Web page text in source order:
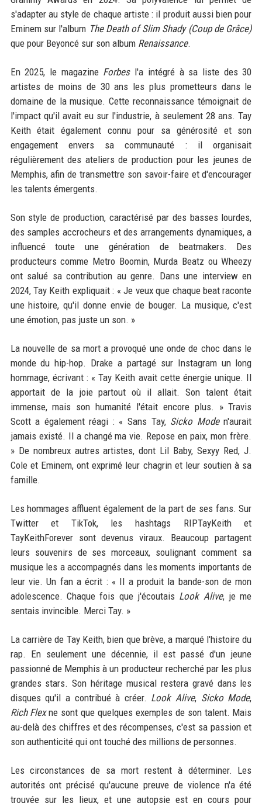
s'adapter au style de chaque artiste : il produit aussi bien pour
Eminem sur l'album The Death of Slim Shady (Coup de Grâce)
que pour Beyoncé sur son album Renaissance.
En 2025, le magazine Forbesl'a intégré à sa liste des 30
artistes de moins de 30 ans les plus prometteurs dans le
domaine de la musique. Cette reconnaissance témoignait de
l'impact qu'il avait eu sur l'industrie, à seulement 28 ans. Tay
Keith était également connu pour sa générosité et son
engagement envers sa communauté : il organisait
régulièrement des ateliers de production pour les jeunes de
Memphis, afin de transmettre son savoir-faire et d'encourager
les talents émergents.
Son style de production, caractérisé par des basses lourdes,
des samples accrocheurs et des arrangements dynamiques, a
influencé toute une génération de beatmakers. Des
producteurs comme Metro Boomin, Murda Beatz ou Wheezy
ont salué sa contribution au genre. Dans une interview en
2024, Tay Keith expliquait : « Je veux que chaque beat raconte
une histoire, qu'il donne envie de bouger. La musique, c'est
une émotion, pas juste un son. »
La nouvelle de sa mort a provoqué une onde de choc dans le
monde du hip-hop. Drake a partagé sur Instagram un long
hommage, écrivant : « Tay Keith avait cette énergie unique. Il
apportait de la joie partout où il allait. Son talent était
immense, mais son humanité l'était encore plus. » Travis
Scott a également réagi : « Sans Tay, Sicko Moden'aurait
jamais existé. Il a changé ma vie. Repose en paix, mon frère.
» De nombreux autres artistes, dont Lil Baby, Sexyy Red, J.
Cole et Eminem, ont exprimé leur chagrin et leur soutien à sa
famille.
Les hommages affluent également de la part de ses fans. Sur
Twitter et TikTok, les hashtags RIPTayKeith et
TayKeithForever sont devenus viraux. Beaucoup partagent
leurs souvenirs de ses morceaux, soulignant comment sa
musique les a accompagnés dans les moments importants de
leur vie. Un fan a écrit : « Il a produit la bande-son de mon
adolescence. Chaque fois que j'écoutais Look Alive, je me
sentais invincible. Merci Tay. »
La carrière de Tay Keith, bien que brève, a marqué l'histoire du
rap. En seulement une décennie, il est passé d'un jeune
passionné de Memphis à un producteur recherché par les plus
grandes stars. Son héritage musical restera gravé dans les
disques qu'il a contribué à créer. Look Alive, Sicko Mode,
Rich Flexne sont que quelques exemples de son talent. Mais
au-delà des chiffres et des récompenses, c'est sa passion et
son authenticité qui ont touché des millions de personnes.
Les circonstances de sa mort restent à déterminer. Les
autorités ont précisé qu'aucune preuve de violence n'a été
trouvée sur les lieux, et une autopsie est en cours pour